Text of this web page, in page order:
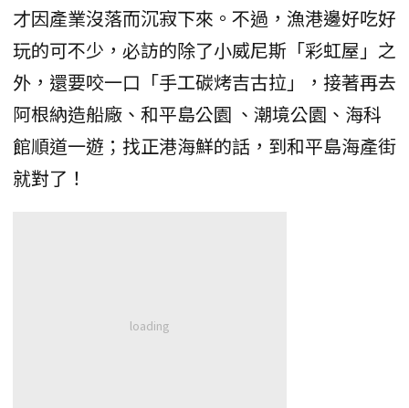
才因產業沒落而沉寂下來。不過，漁港邊好吃好
玩的可不少，必訪的除了小威尼斯「彩虹屋」之
外，還要咬一口「手工碳烤吉古拉」，接著再去
阿根納造船廠、和平島公園 、潮境公園、海科
館順道一遊；找正港海鮮的話，到和平島海產街
就對了！